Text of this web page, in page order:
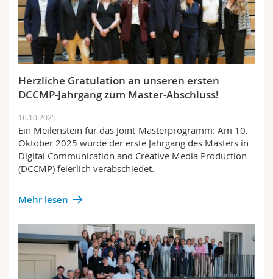
Herzliche Gratulation an unseren ersten
DCCMP-Jahrgang zum Master-Abschluss!
16.10.2025
Ein Meilenstein für das Joint-Masterprogramm: Am 10.
Oktober 2025 wurde der erste Jahrgang des Masters in
Digital Communication and Creative Media Production
(DCCMP) feierlich verabschiedet.
Mehr lesen